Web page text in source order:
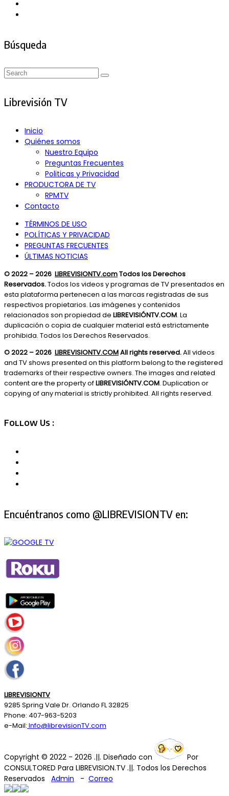
Búsqueda
Search
Search
Librevisión TV
Inicio
Quiénes somos
Nuestro Equipo
Preguntas Frecuentes
Politicas y Privacidad
PRODUCTORA DE TV
RPMTV
Contacto
TÉRMINOS DE USO
POLÍTICAS Y PRIVACIDAD
PREGUNTAS FRECUENTES
ÚLTIMAS NOTICIAS
© 2022 – 2026 LIBREVISIONTV.comTodos los Derechos
Reservados.Todos los videos y programas de TV presentados en
esta plataforma pertenecen a las marcas registradas de sus
respectivos propietarios. Las imágenes y contenidos
relacionados son propiedad de LIBREVISIÓNTV.COM. La
duplicación o copia de cualquier material está estrictamente
prohibida. Todos los Derechos Reservados.
© 2022 – 2026 LIBREVISIONTV.COMAll rights reserved.All videos
and TV shows presented on this platform belong to the registered
trademarks of their respective owners. The images and related
content are the property ofLIBREVISIÓNTV.COM. Duplication or
copying of any material is strictly prohibited. All rights reserved.
Follow Us :
Encuéntranos como @LIBREVISIONTV en:
LIBREVISIONTV
9285 Spring Vale Dr. Orlando FL 32825
Phone: 407-963-5203
e-Mail: Info@librevisionTV.com
Copyright © 2022 - 2026 .||. Diseñado con
Por
CONSULTORED Para LIBREVISION.TV .||. Todos los Derechos
Reservados Admin - Correo